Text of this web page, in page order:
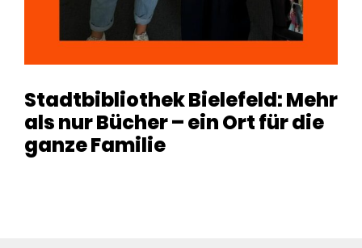
Stadtbibliothek Bielefeld: Mehr
als nur Bücher – ein Ort für die
ganze Familie